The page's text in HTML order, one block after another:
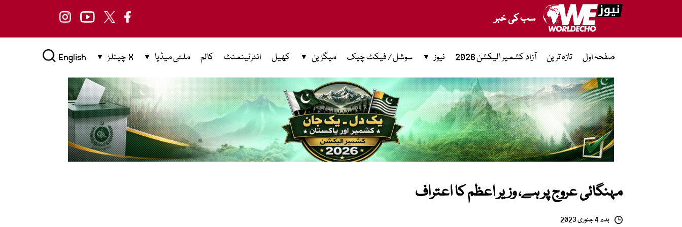
سب کی خبر
صفحہ اول تازہ ترین آزاد کشمیر الیکشن 2026 نیوز سوشل / فیکٹ چیک میگزین کھیل انٹرٹینمنٹ کالم ملٹی میڈیا X چینلز English
مہنگائی عروج پر ہے، وزیر اعظم کا اعتراف
بدھ 4 جنوری 2023